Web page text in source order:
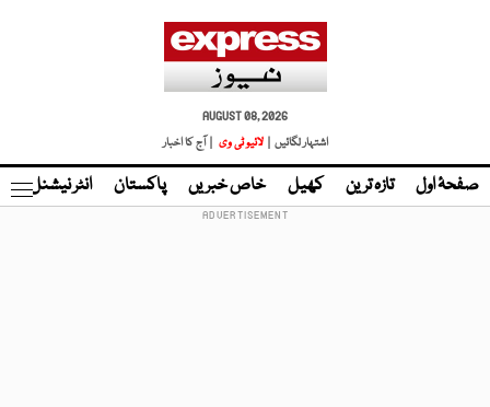
AUGUST 08, 2026
اشتہار لگائیں |
لائیو ٹی وی | آج کا اخبار
صفحۂ اول تازہ ترین کھیل خاص خبریں پاکستان انٹر نیشنل